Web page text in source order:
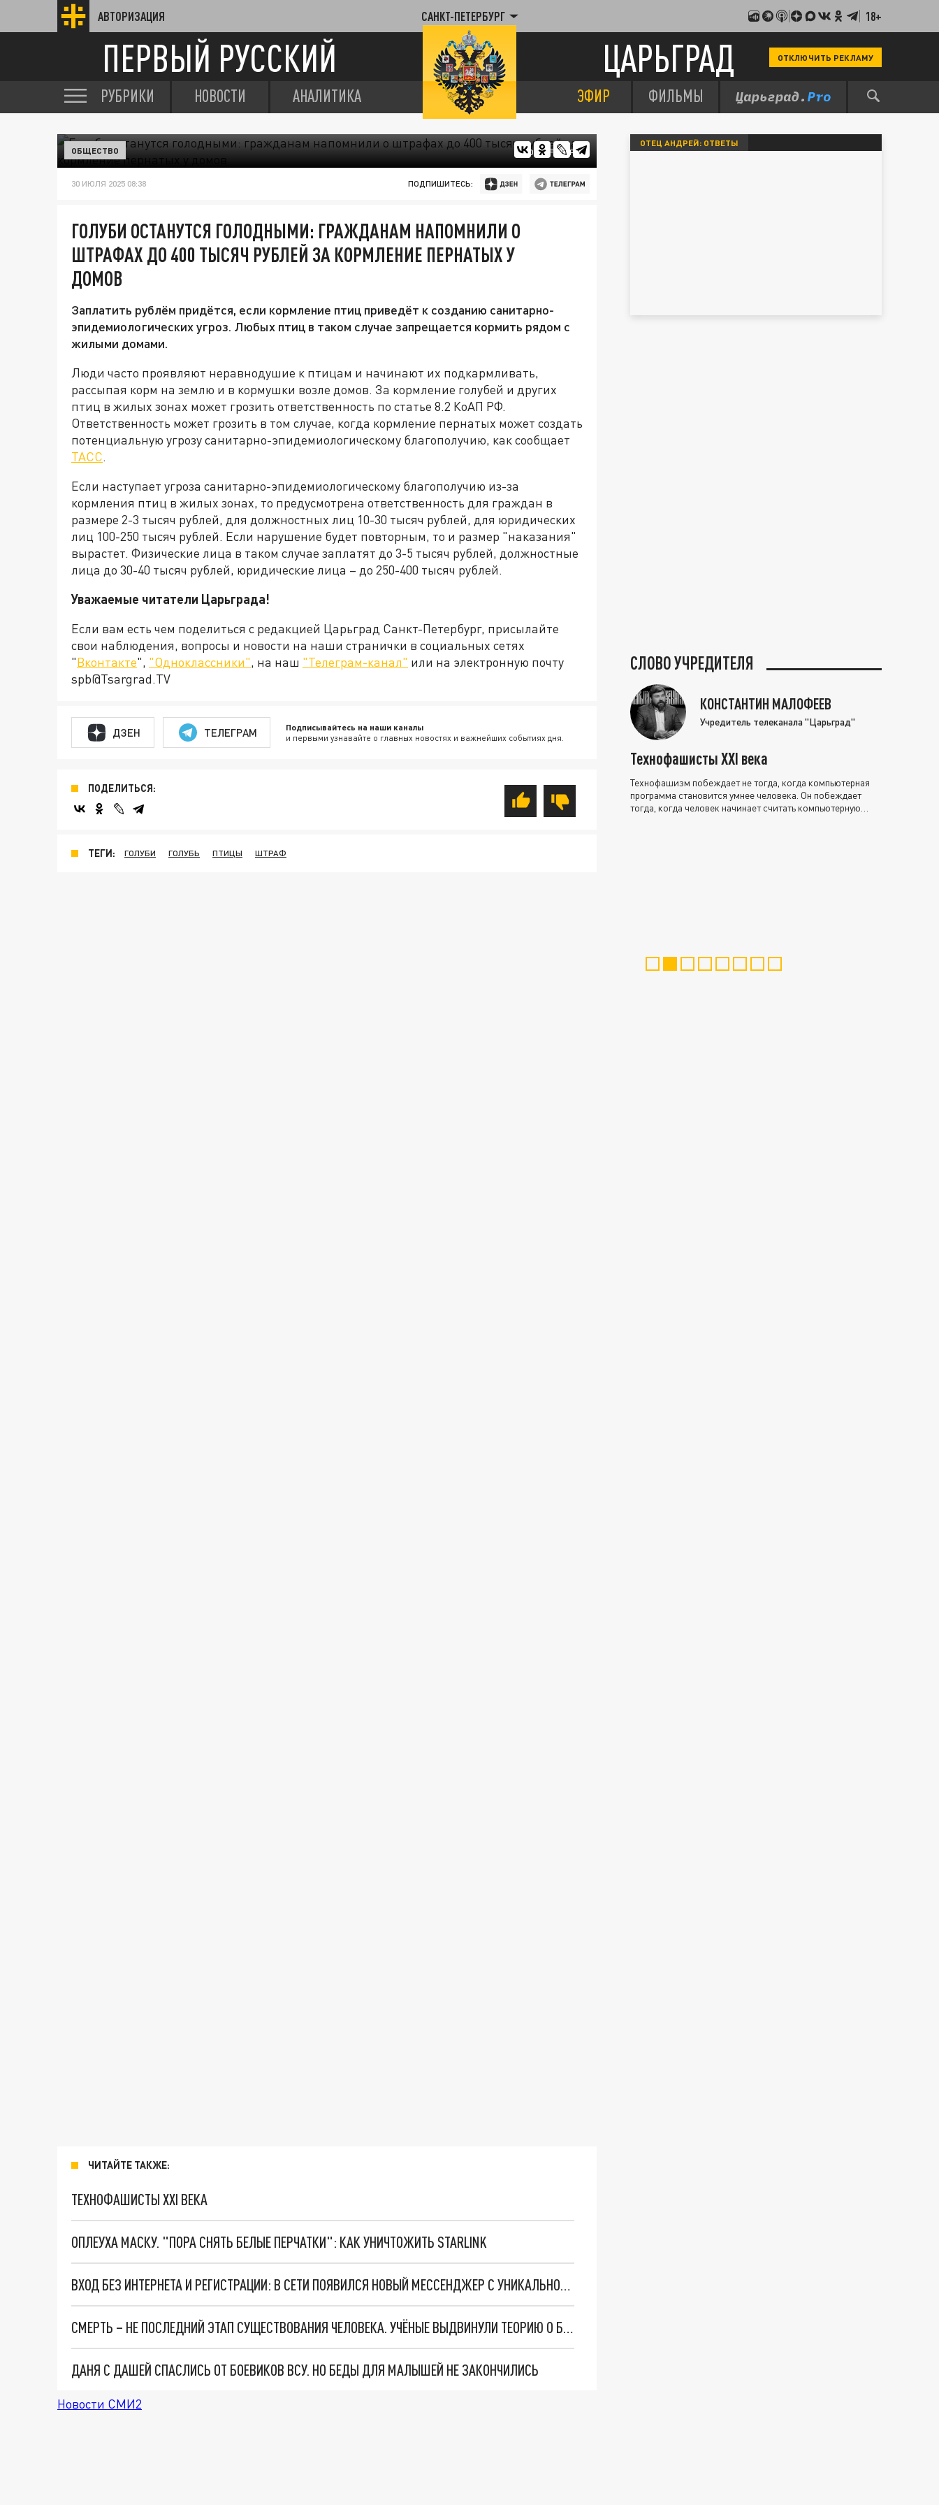
АВТОРИЗАЦИЯ САНКТ-ПЕТЕРБУРГ 18+
ПЕРВЫЙ РУССКИЙ ЦАРЬГРАД ОТКЛЮЧИТЬ РЕКЛАМУ
РУБРИКИ НОВОСТИ АНАЛИТИКА ЭФИР ФИЛЬМЫ
ФОТО: FREEPIK
ОБЩЕСТВО
30 ИЮЛЯ 2025 08:38 ПОДПИШИТЕСЬ:
ГОЛУБИ ОСТАНУТСЯ ГОЛОДНЫМИ: ГРАЖДАНАМ НАПОМНИЛИ О
ШТРАФАХ ДО 400 ТЫСЯЧ РУБЛЕЙ ЗА КОРМЛЕНИЕ ПЕРНАТЫХ У
ДОМОВ
Заплатить рублём придётся, если кормление птиц приведёт к созданию санитарно-
эпидемиологических угроз. Любых птиц в таком случае запрещается кормить рядом с
жилыми домами.
Люди часто проявляют неравнодушие к птицам и начинают их подкармливать,
рассыпая корм на землю и в кормушки возле домов. За кормление голубей и других
птиц в жилых зонах может грозить ответственность по статье 8.2 КоАП РФ.
Ответственность может грозить в том случае, когда кормление пернатых может создать
потенциальную угрозу санитарно-эпидемиологическому благополучию, как сообщает
ТАСС.
Если наступает угроза санитарно-эпидемиологическому благополучию из-за
кормления птиц в жилых зонах, то предусмотрена ответственность для граждан в
размере 2-3 тысяч рублей, для должностных лиц 10-30 тысяч рублей, для юридических
лиц 100-250 тысяч рублей. Если нарушение будет повторным, то и размер "наказания"
вырастет. Физические лица в таком случае заплатят до 3-5 тысяч рублей, должностные
лица до 30-40 тысяч рублей, юридические лица – до 250-400 тысяч рублей.
Уважаемые читатели Царьграда!
Если вам есть чем поделиться с редакцией Царьград Санкт-Петербург, присылайте
свои наблюдения, вопросы и новости на наши странички в социальных сетях
"Вконтакте", "Одноклассники", на наш "Телеграм-канал" или на электронную почту
spb@Tsargrad.TV
ДЗЕН ТЕЛЕГРАМ Подписывайтесь на наши каналы
и первыми узнавайте о главных новостях и важнейших событиях дня.
ПОДЕЛИТЬСЯ:
ТЕГИ: ГОЛУБИ ГОЛУБЬ ПТИЦЫ ШТРАФ
ЧИТАЙТЕ ТАКЖЕ:
ТЕХНОФАШИСТЫ XXI ВЕКА
ОПЛЕУХА МАСКУ. "ПОРА СНЯТЬ БЕЛЫЕ ПЕРЧАТКИ": КАК УНИЧТОЖИТЬ STARLINK
ВХОД БЕЗ ИНТЕРНЕТА И РЕГИСТРАЦИИ: В СЕТИ ПОЯВИЛСЯ НОВЫЙ МЕССЕНДЖЕР С УНИКАЛЬНОЙ ЗАЩИТОЙ
СМЕРТЬ – НЕ ПОСЛЕДНИЙ ЭТАП СУЩЕСТВОВАНИЯ ЧЕЛОВЕКА. УЧЁНЫЕ ВЫДВИНУЛИ ТЕОРИЮ О БУДУЩЕМ ДЛЯ ДУШИ
ДАНЯ С ДАШЕЙ СПАСЛИСЬ ОТ БОЕВИКОВ ВСУ. НО БЕДЫ ДЛЯ МАЛЫШЕЙ НЕ ЗАКОНЧИЛИСЬ
Новости СМИ2
ОТЕЦ АНДРЕЙ: ОТВЕТЫ
СЛОВО УЧРЕДИТЕЛЯ
КОНСТАНТИН МАЛОФЕЕВ
Учредитель телеканала "Царьград"
Технофашисты XXI века
Технофашизм побеждает не тогда, когда компьютерная
программа становится умнее человека. Он побеждает
тогда, когда человек начинает считать компьютерную